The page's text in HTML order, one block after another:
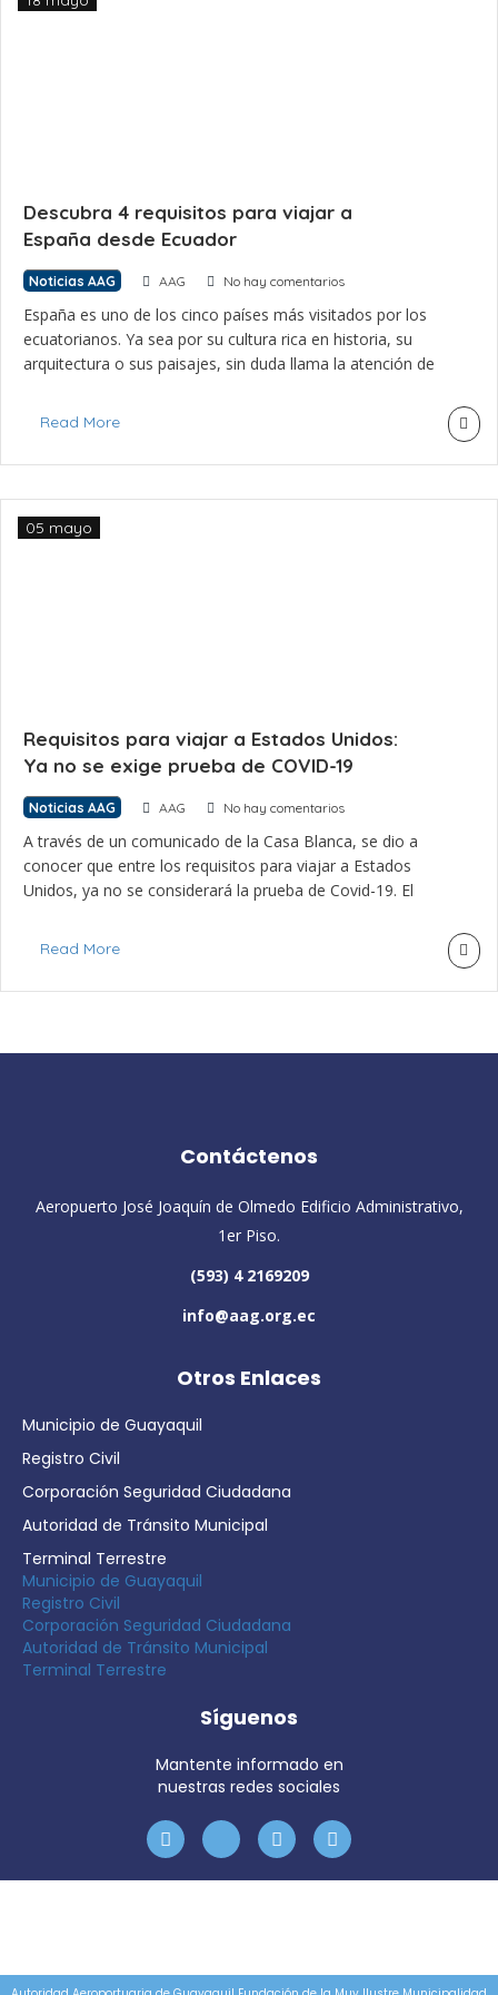
Descubra 4 requisitos para viajar a
España desde Ecuador
Noticias AAG AAG No hay comentarios
España es uno de los cinco países más visitados por los
ecuatorianos. Ya sea por su cultura rica en historia, su
arquitectura o sus paisajes, sin duda llama la atención de
son los requisitos para viajar a España desde Ecuador? Si
Read More
Requisitos para viajar a Estados Unidos:
Ya no se exige prueba de COVID-19
05 mayo
Noticias AAG AAG No hay comentarios
A través de un comunicado de la Casa Blanca, se dio a
conocer que entre los requisitos para viajar a Estados
Unidos, ya no se considerará la prueba de Covid-19. El
aplica para empleados federales y turistas extranjeros que
Read More
Contáctenos
Aeropuerto José Joaquín de Olmedo Edificio Administrativo,
1er Piso.
(593) 4 2169209
info@aag.org.ec
Otros Enlaces
Municipio de Guayaquil
Registro Civil
Corporación Seguridad Ciudadana
Autoridad de Tránsito Municipal
Terminal Terrestre
Municipio de Guayaquil
Registro Civil
Corporación Seguridad Ciudadana
Autoridad de Tránsito Municipal
Terminal Terrestre
Síguenos
Mantente informado en
nuestras redes sociales